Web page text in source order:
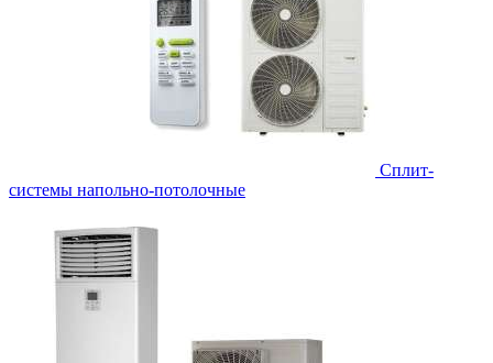
Сплит-
системы напольно-потолочные